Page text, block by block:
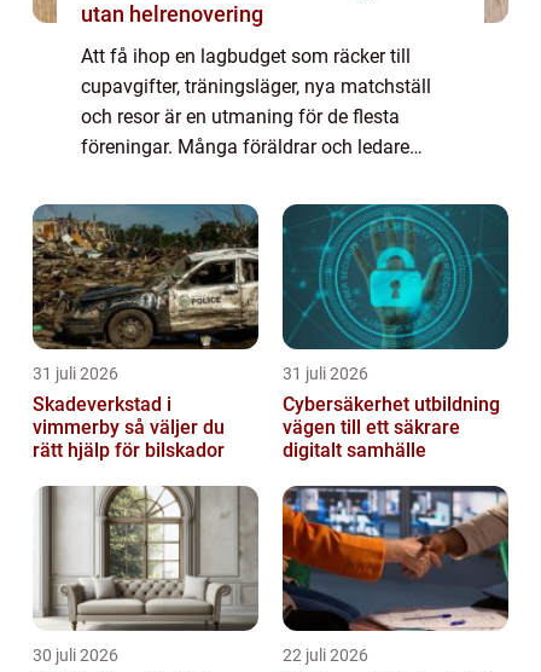
utan helrenovering
Att få ihop en lagbudget som räcker till
cupavgifter, träningsläger, nya matchställ
och resor är en utmaning för de flesta
föreningar. Många föräldrar och ledare
tom precis när den behövs som mest.
Samtidigt v...
31 juli 2026
Skadeverkstad i
vimmerby så väljer du
rätt hjälp för bilskador
31 juli 2026
Cybersäkerhet utbildning
vägen till ett säkrare
digitalt samhälle
30 juli 2026 22 juli 2026